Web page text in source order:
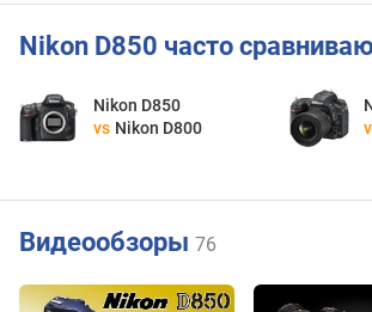
Nikon D850 часто
Nikon D850
vs Nikon D800
Видеообзоры 76